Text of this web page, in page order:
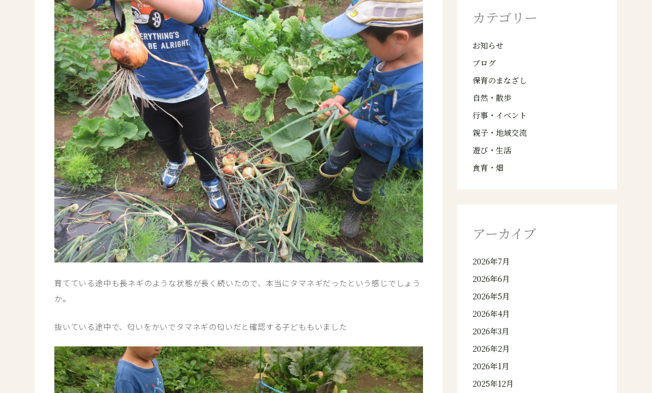
育てている途中も長ネギのような状態が長く続いたので、本当にタマネギだったという感じでしょう
か。
抜いている途中で、匂いをかいでタマネギの匂いだと確認する子どももいました
カテゴリー
お知らせ
ブログ
保育のまなざし
自然・散歩
行事・イベント
親子・地域交流
遊び・生活
食育・畑
アーカイブ
2026年7月
2026年6月
2026年5月
2026年4月
2026年3月
2026年2月
2026年1月
2025年12月